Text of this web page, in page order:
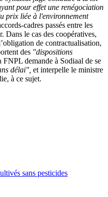
pour effet une renégociation
prix liée à l'environnement
cadres passés entre les
Dans le cas des coopératives,
de contractualisation,
des "dispositions
FNPL demande à Sodiaal de se
délai", et interpelle le ministre
à ce sujet.
sans pesticides